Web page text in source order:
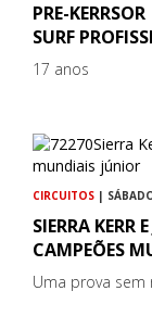
PRE-
SURF
17 anos
CIRCUITOS |
SIERRA KERR
CAMPEÕES
Uma prova sem